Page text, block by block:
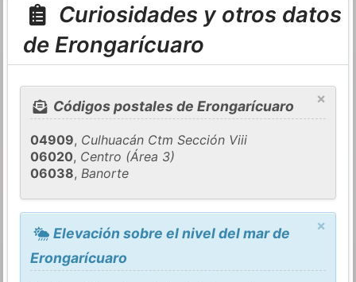
Curiosidades y otros datos
de Erongarícuaro
×
Códigos postales de Erongarícuaro
04909, Culhuacán Ctm Sección Viii
06020, Centro (Área 3)
06038,Banorte
×
Elevación sobre el nivel del mar de
Erongarícuaro